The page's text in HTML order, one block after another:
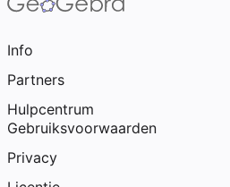
Info
Partners
Hulpcentrum
Gebruiksvoorwaarden
Privacy